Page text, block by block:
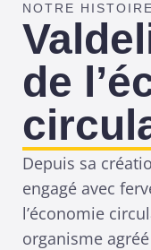
NOTRE HISTOIRE
de
Depuis sa
engagé avec
l’économie
organisme